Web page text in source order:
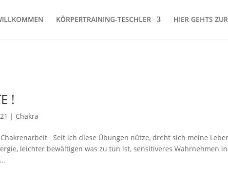
KÖRPERTRAINING-TESCHLER HIER GEHTS
!
| Chakra
Seit ich diese Übungen nütze, dreht sich meine
leichter bewältigen was zu tun ist, sensitiveres Wahrnehmen